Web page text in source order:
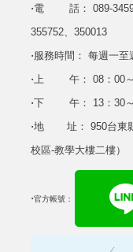
‧電 話： 089-
355752、350013
‧服務時間： 每週一至
‧上 午： 08：00～
‧下 午： 13：30～
‧地 址： 950台東縣
校區-教學大樓二樓）
‧官方帳號：